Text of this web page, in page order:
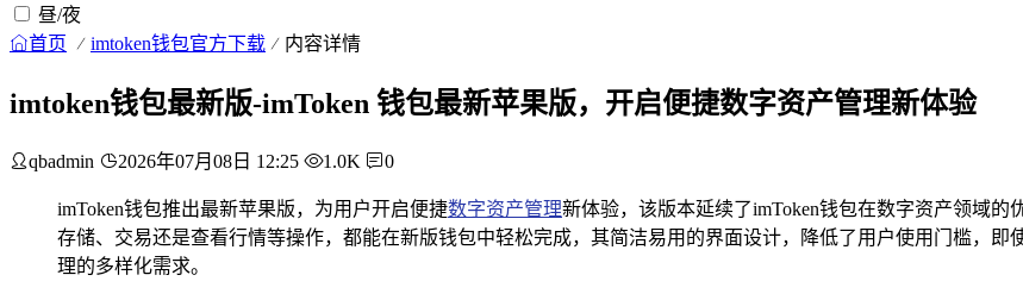
昼/夜
首页 imtoken钱包官方下载 内容详情
imtoken钱包最新版-imToken 钱包最新苹果版，开启便捷数字资产管理新体验
qbadmin 2026年07月08日 12:25 1.0K 0
imToken钱包推出最新苹果版，为用户开启便捷数字资产管理新体验，该版本延续了imToken钱包在数字资产领域
存储、交易还是查看行情等操作，都能在新版钱包中轻松完成，其简洁易用的界面设计，降低了用户使用门槛，
理的多样化需求。